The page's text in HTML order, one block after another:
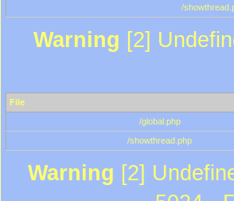
/
Warning [2]
File
/global.php
/showthread.php
Warning [2]